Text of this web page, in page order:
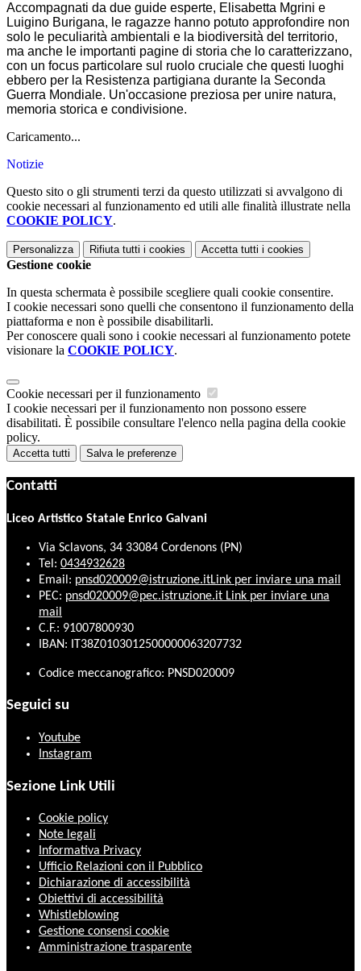
Accompagnati da due guide esperte, Elisabetta Mgrini e
Luigino Burigana, le ragazze hanno potuto approfondire non
solo le peculiarità ambientali e la biodiversità del territorio,
ma anche le importanti pagine di storia che lo caratterizzano,
con un focus particolare sul ruolo cruciale che questi luoghi
ebbero per la Resistenza partigiana durante la Seconda
Guerra Mondiale. Un'occasione preziosa per unire natura,
memoria storica e condivisione.
Caricamento...
Notizie
Questo sito o gli strumenti terzi da questo utilizzati si avvalgono di
cookie necessari al funzionamento ed utili alle finalità illustrate nella
COOKIE POLICY.
Personalizza Rifiuta tutti i cookies Accetta tutti i cookies
Gestione cookie
In questa schermata è possibile scegliere quali cookie consentire.
I cookie necessari sono quelli che consentono il funzionamento della
piattaforma e non è possibile disabilitarli.
Per conoscere quali sono i cookie necessari al funzionamento potete
visionare la COOKIE POLICY.
Cookie necessari per il funzionamento
I cookie necessari per il funzionamento non possono essere
disabilitati. È possibile consultare l'elenco nella pagina della cookie
policy.
Accetta tutti Salva le preferenze
Contatti
Liceo Artistico Statale Enrico Galvani
Via Sclavons, 34 33084 Cordenons (PN)
Tel: 0434932628
Email: pnsd020009@istruzione.itLink per inviare una mail
PEC: pnsd020009@pec.istruzione.it Link per inviare una
mail
C.F.: 91007800930
IBAN: IT38Z0103012500000063207732
Codice meccanografico: PNSD020009
Seguici su
Youtube
Instagram
Sezione Link Utili
Cookie policy
Note legali
Informativa Privacy
Ufficio Relazioni con il Pubblico
Dichiarazione di accessibilità
Obiettivi di accessibilità
Whistleblowing
Gestione consensi cookie
Amministrazione trasparente